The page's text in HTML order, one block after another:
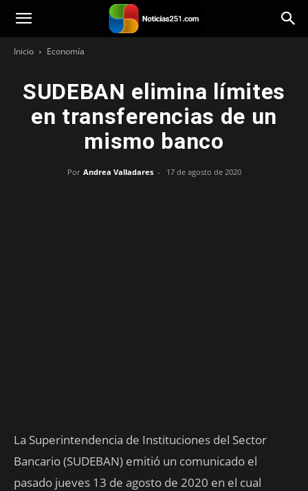
Noticias251
Inicio Economía
SUDEBAN elimina límites
en transferencias de un
mismo banco
Por Andrea Valladares - 17 de agosto de 2020
La Superintendencia de Instituciones del Sector
Bancario (SUDEBAN) emitió un comunicado el
pasado jueves 13 de agosto de 2020 en el cual